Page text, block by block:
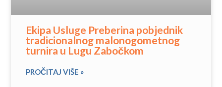
Ekipa Usluge Preberina pobjednik
tradicionalnog malonogometnog
turnira u Lugu Zabočkom
PROČITAJ VIŠE »